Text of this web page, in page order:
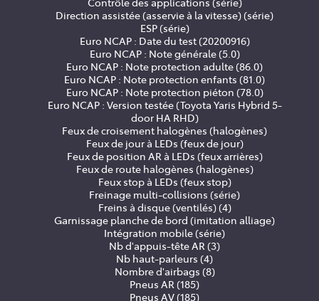
Direction assistée (asservie à la vitesse) (série)
ESP (série)
Euro NCAP : Date du test (20200916)
Euro NCAP : Note générale (5.0)
Euro NCAP : Note protection adulte (86.0)
Euro NCAP : Note protection enfants (81.0)
Euro NCAP : Note protection piéton (78.0)
Euro NCAP : Version testée (Toyota Yaris Hybrid 5-
door HA RHD)
Feux de croisement halogènes (halogènes)
Feux de jour à LEDs (feux de jour)
Feux de position AR à LEDs (feux arrières)
Feux de route halogènes (halogènes)
Feux stop à LEDs (feux stop)
Freinage multi-collisions (série)
Freins à disque (ventilés) (4)
Garnissage planche de bord (imitation alliage)
Intégration mobile (série)
Nb d'appuis-tête AR (3)
Nb haut-parleurs (4)
Nombre d'airbags (8)
Pneus AR (185)
Pneus AV (185)